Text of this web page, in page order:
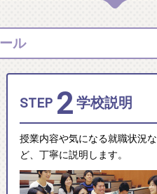
ル
STEP 2 学校説明
授業内容や気になる就職状況な
ど、丁寧に説明します。